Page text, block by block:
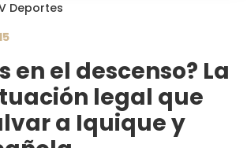
Deportes
en el descenso? La
legal que
a Iquique y